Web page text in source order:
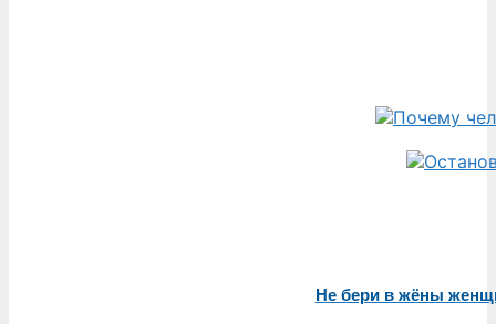
Не бери в жёны